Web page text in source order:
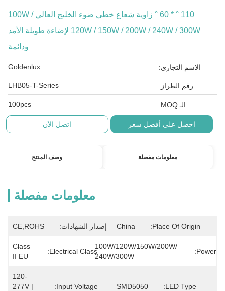
110 ° * 60 ° زاوية شعاع خطي ضوء الخليج العالي 100W /
120W / 150W / 200W / 240W / 300W لإضاءة طويلة الأمد
ودائمة
الاسم التجاري: Goldenlux
رقم الطراز: LHB05-T-Series
الـ MOQ: 100pcs
احصل على أفضل سعر اتصل الآن
معلومات مفصلة وصف المنتج
معلومات مفصلة
Place Of Origin:
China إصدار الشهادات: CE,ROHS
Power:
100W/120W/150W/200W/
240W/300W
Electrical Class:
Class
II EU
LED Type:
SMD5050
Input Voltage:
120-
277V |